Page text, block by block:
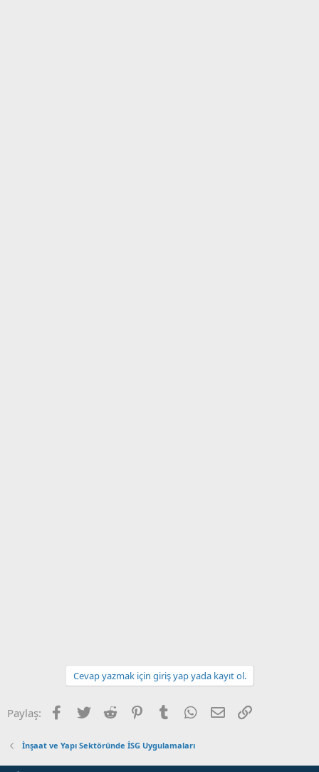
Cevap yazmak için giriş yap yada kayıt ol.
Paylaş: Facebook
Twitter Reddit PinterestTumblr WhatsApp
E-posta
İnşaat ve Yapı Sektöründe İSG Uygulamaları